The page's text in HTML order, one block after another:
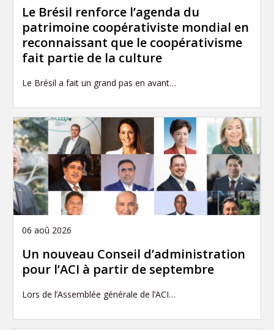
Le Brésil renforce l’agenda du
patrimoine coopérativiste mondial en
reconnaissant que le coopérativisme
fait partie de la culture
Le Brésil a fait un grand pas en avant…
06 aoû 2026
Un nouveau Conseil d’administration
pour l’ACI à partir de septembre
Lors de l’Assemblée générale de l’ACI…